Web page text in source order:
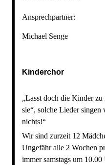
Ansprechpartner:
Michael Senge
Kinderchor
„Lasst doch die Kinder
sie“, solche Lieder singen
nichts!“
Wir sind zurzeit 12
Ungefähr alle 2 Wochen
immer samstags um